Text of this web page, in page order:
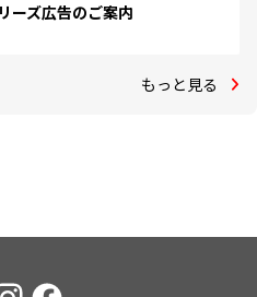
ーズ広告のご案内
もっと見る